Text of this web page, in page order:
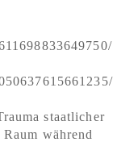
staatlicher
während